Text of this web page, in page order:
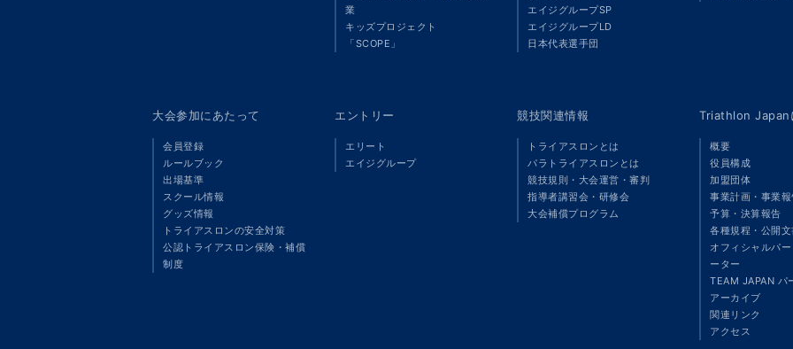
業
キッズプロジェクト
「SCOPE」
エイジグループSP
エイジグループLD
日本代表選手団
大会参加にあたって
会員登録
ルールブック
出場基準
スクール情報
グッズ情報
トライアスロンの安全対策
公認トライアスロン保険・補償
制度
エントリー
エリート
エイジグループ
競技関連情報
トライアスロンとは
パラトライアスロンとは
競技規則・大会運営・審判
指導者講習会・研修会
大会補償プログラム
Triathlon Japan
概要
役員構成
加盟団体
事業計画・事業
予算・決算報告
各種規程・公開
オフィシャルパ
ーター
TEAM JAPAN パ
アーカイブ
関連リンク
アクセス